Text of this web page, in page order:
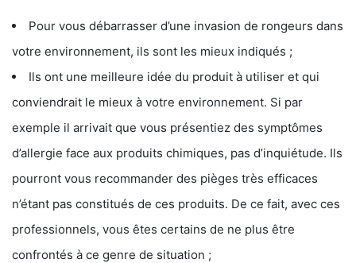
Pour vous débarrasser d’une invasion de rongeurs dans
votre environnement, ils sont les mieux indiqués ;
Ils ont une meilleure idée du produit à utiliser et qui
conviendrait le mieux à votre environnement. Si par
exemple il arrivait que vous présentiez des symptômes
d’allergie face aux produits chimiques, pas d’inquiétude. Ils
pourront vous recommander des pièges très efficaces
n’étant pas constitués de ces produits. De ce fait, avec ces
professionnels, vous êtes certains de ne plus être
confrontés à ce genre de situation ;